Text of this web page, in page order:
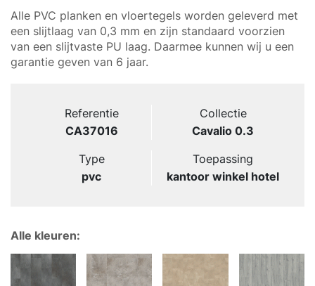
Alle PVC planken en vloertegels worden geleverd met
een slijtlaag van 0,3 mm en zijn standaard voorzien
van een slijtvaste PU laag. Daarmee kunnen wij u een
garantie geven van 6 jaar.
Referentie
CA37016
Collectie
Cavalio 0.3
Type
pvc
Toepassing
kantoor winkel hotel
Alle kleuren: